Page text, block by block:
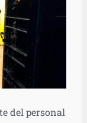
del personal